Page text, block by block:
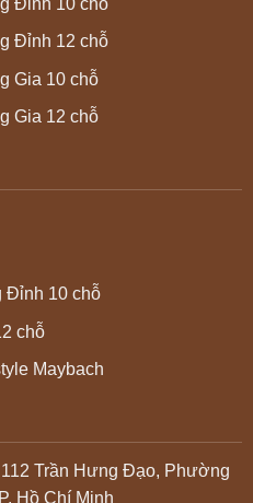
Đỉnh 12 chỗ
Gia 10 chỗ
Gia 12 chỗ
Đỉnh 10 chỗ
chỗ
Maybach
112 Trần Hưng Đạo, Phường
Hồ Chí Minh